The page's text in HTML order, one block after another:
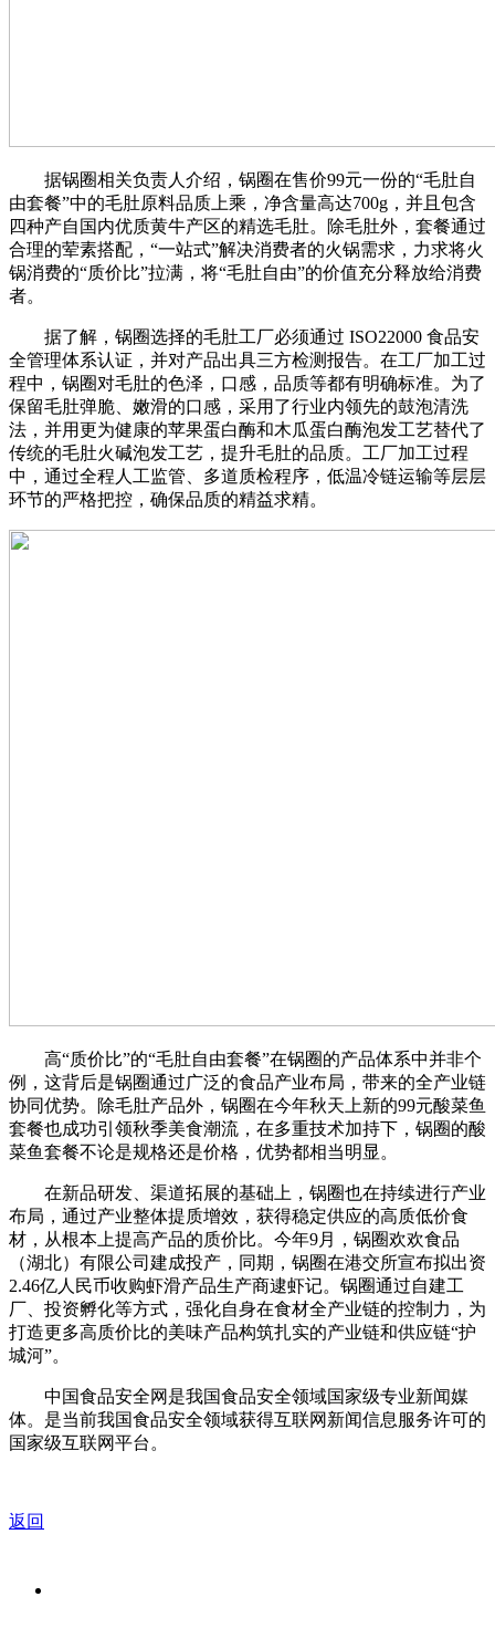
据锅圈相关负责人介绍，锅圈在售价99元一份的“毛肚自
由套餐”中的毛肚原料品质上乘，净含量高达700g，并且包含
四种产自国内优质黄牛产区的精选毛肚。除毛肚外，套餐通过
合理的荤素搭配，“一站式”解决消费者的火锅需求，力求将火
锅消费的“质价比”拉满，将“毛肚自由”的价值充分释放给消费
者。
据了解，锅圈选择的毛肚工厂必须通过 ISO22000 食品安
全管理体系认证，并对产品出具三方检测报告。在工厂加工过
程中，锅圈对毛肚的色泽，口感，品质等都有明确标准。为了
保留毛肚弹脆、嫩滑的口感，采用了行业内领先的鼓泡清洗
法，并用更为健康的苹果蛋白酶和木瓜蛋白酶泡发工艺替代了
传统的毛肚火碱泡发工艺，提升毛肚的品质。工厂加工过程
中，通过全程人工监管、多道质检程序，低温冷链运输等层层
环节的严格把控，确保品质的精益求精。
高“质价比”的“毛肚自由套餐”在锅圈的产品体系中并非个
例，这背后是锅圈通过广泛的食品产业布局，带来的全产业链
协同优势。除毛肚产品外，锅圈在今年秋天上新的99元酸菜鱼
套餐也成功引领秋季美食潮流，在多重技术加持下，锅圈的酸
菜鱼套餐不论是规格还是价格，优势都相当明显。
在新品研发、渠道拓展的基础上，锅圈也在持续进行产业
布局，通过产业整体提质增效，获得稳定供应的高质低价食
材，从根本上提高产品的质价比。今年9月，锅圈欢欢食品
（湖北）有限公司建成投产，同期，锅圈在港交所宣布拟出资
2.46亿人民币收购虾滑产品生产商逮虾记。锅圈通过自建工
厂、投资孵化等方式，强化自身在食材全产业链的控制力，为
打造更多高质价比的美味产品构筑扎实的产业链和供应链“护
城河”。
中国食品安全网是我国食品安全领域国家级专业新闻媒
体。是当前我国食品安全领域获得互联网新闻信息服务许可的
国家级互联网平台。
返回